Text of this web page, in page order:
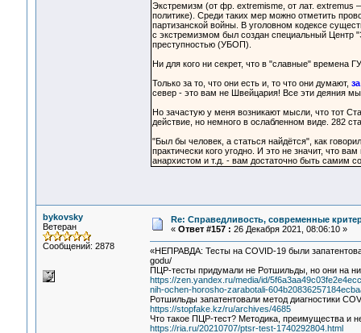
Экстремизм (от фр. extremisme, от лат.
политике). Среди таких мер можно отметить
партизанской войны. В уголовном кодексе
с экстремизмом был создан специальный Центр
преступностью (УБОП).
Ни для кого ни секрет, что в "славные" времена
Только за то, что они есть и, то что они думают,
север - это вам не Швейцария! Все эти деяния
Но зачастую у меня возникают мысли, что тот
действие, но немного в ослабленном виде. 282
"Был бы человек, а статься найдётся", как
практически кого угодно. И это не значит, что
анархистом и т.д. - вам достаточно быть самим
bykovsky
Ветеран
Сообщений: 2878
Re: Справедливость, современные
« Ответ #157 : 26 Декабря 2021, 08:06:10 »
«НЕПРАВДА: Тесты на COVID-19 были
godu/
ПЦР-тесты придумали не Ротшильды, но они на
https://zen.yandex.ru/media/id/
nih-ochen-horosho-zarabotali-
Ротшильды запатентовали метод диагностики
https://stopfake.kz/ru/archives/4685
Что такое ПЦР-тест? Методика, преимущества и
https://ria.ru/20210707/ptsr-test-1740292804.html